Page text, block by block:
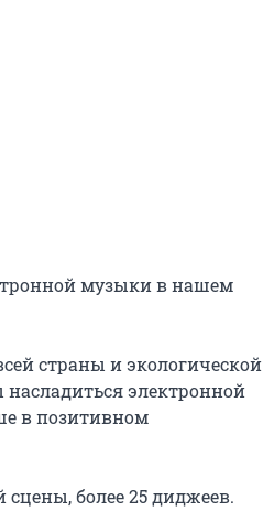
музыки в нашем
страны и экологической
электронной
в позитивном
более 25 диджеев.